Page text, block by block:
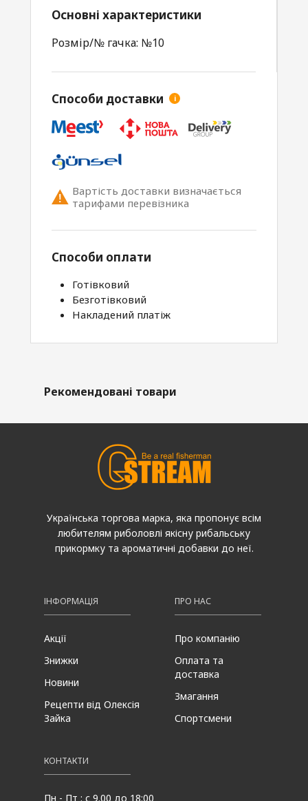
Основні характеристики
Розмір/№ гачка: №10
Способи доставки i
Вартість доставки визначається
тарифами перевізника
Способи оплати
Готівковий
Безготівковий
Накладений платіж
Рекомендовані товари
Українська торгова марка, яка пропонує всім
любителям риболовлі якісну рибальську
прикормку та ароматичні добавки до неї.
ІНФОРМАЦІЯ
Акції
Знижки
Новини
Рецепти від Олексія
Зайка
ПРО НАС
Про компанію
Оплата та
доставка
Змагання
Спортсмени
КОНТАКТИ
Пн - Пт : с 9.00 до 18:00